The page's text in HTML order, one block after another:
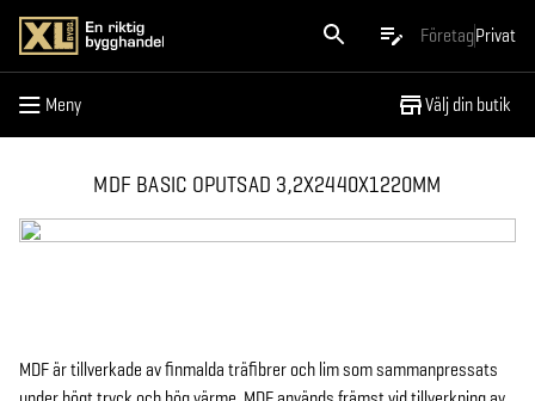
FöretagPrivat
Meny Välj din butik
Meny
MDF BASIC OPUTSAD 3,2X2440X1220MM
MDF är tillverkade av finmalda träfibrer och lim som sammanpressats